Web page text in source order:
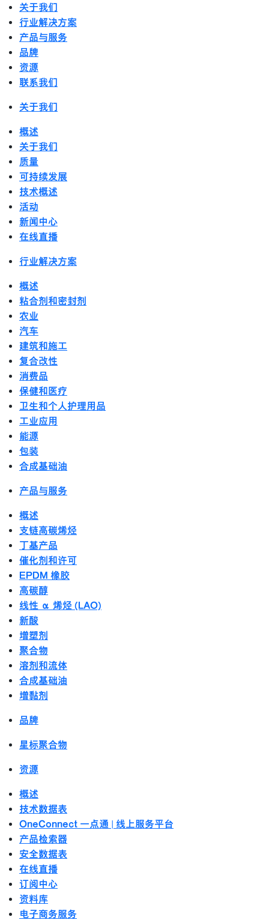
关于我们
行业解决方案
产品与服务
品牌
资源
联系我们
关于我们
概述
关于我们
质量
可持续发展
技术概述
活动
新闻中心
在线直播
行业解决方案
概述
粘合剂和密封剂
农业
汽车
建筑和施工
复合改性
消费品
保健和医疗
卫生和个人护理用品
工业应用
能源
包装
合成基础油
产品与服务
概述
支链高碳烯烃
丁基产品
催化剂和许可
EPDM 橡胶
高碳醇
线性 α 烯烃 (LAO)
新酸
增塑剂
聚合物
溶剂和流体
合成基础油
增黏剂
品牌
星标聚合物
资源
概述
技术数据表
OneConnect 一点通 | 线上服务平台
产品检索器
安全数据表
在线直播
订阅中心
资料库
电子商务服务